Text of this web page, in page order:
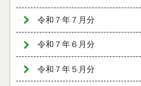
令和７年７月分
令和７年６月分
令和７年５月分